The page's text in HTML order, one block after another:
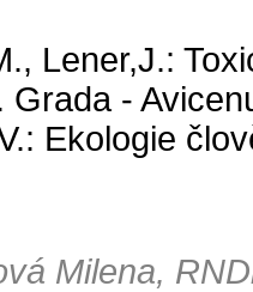
Lener,J.:
-
Ekologie
Milena,